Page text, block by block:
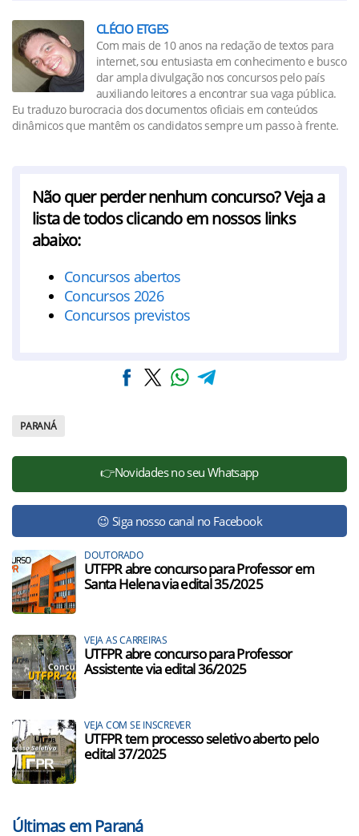
CLÉCIO ETGES
Com mais de 10 anos na redação de textos para
internet, sou entusiasta em conhecimento e busco
dar ampla divulgação nos concursos pelo país
auxiliando leitores a encontrar sua vaga pública.
Eu traduzo burocracia dos documentos oficiais em conteúdos
dinâmicos que mantêm os candidatos sempre um passo à frente.
Não quer perder nenhum concurso? Veja a
lista de todos clicando em nossos links
abaixo:
Concursos abertos
Concursos 2026
Concursos previstos
PARANÁ
👉Novidades no seu Whatsapp
😉 Siga nosso canal no Facebook
DOUTORADO
UTFPR abre concurso para Professor em
Santa Helena via edital 35/2025
VEJA AS CARREIRAS
UTFPR abre concurso para Professor
Assistente via edital 36/2025
VEJA COM SE INSCREVER
UTFPR tem processo seletivo aberto pelo
edital 37/2025
Últimas em Paraná